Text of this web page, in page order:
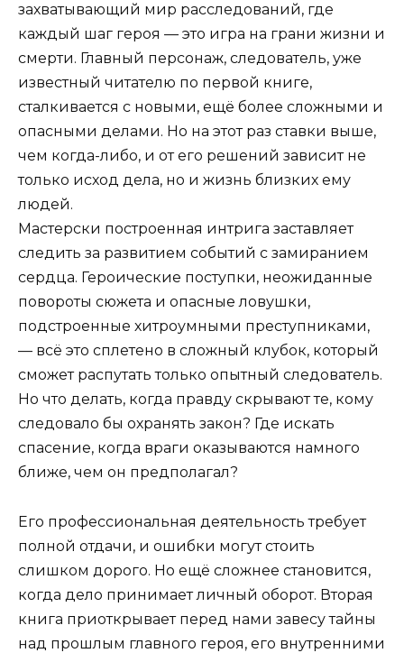
захватывающий мир расследований, где
каждый шаг героя — это игра на грани жизни и
смерти. Главный персонаж, следователь, уже
известный читателю по первой книге,
сталкивается с новыми, ещё более сложными и
опасными делами. Но на этот раз ставки выше,
чем когда-либо, и от его решений зависит не
только исход дела, но и жизнь близких ему
людей.
Мастерски построенная интрига заставляет
следить за развитием событий с замиранием
сердца. Героические поступки, неожиданные
повороты сюжета и опасные ловушки,
подстроенные хитроумными преступниками,
— всё это сплетено в сложный клубок, который
сможет распутать только опытный следователь.
Но что делать, когда правду скрывают те, кому
следовало бы охранять закон? Где искать
спасение, когда враги оказываются намного
ближе, чем он предполагал?
Его профессиональная деятельность требует
полной отдачи, и ошибки могут стоить
слишком дорого. Но ещё сложнее становится,
когда дело принимает личный оборот. Вторая
книга приоткрывает перед нами завесу тайны
над прошлым главного героя, его внутренними